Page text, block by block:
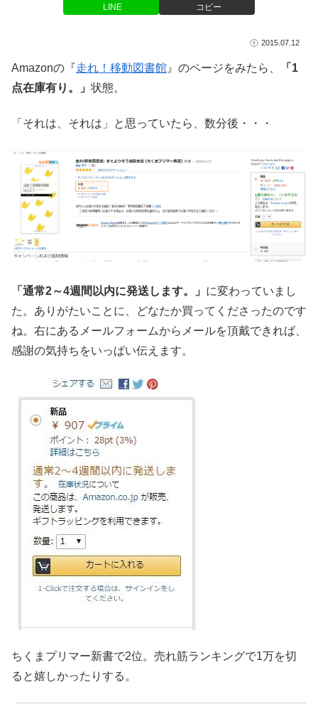
LINE コピー
2015.07.12
Amazonの『走れ！移動図書館 』のページをみたら、
「1
点在庫有り。」 状態。
「それは、それは」と思っていたら、数分後・・・
「通常2～4週間以内に発送します。」 に変わっていまし
た。ありがたいことに、どなたか買ってくださったのです
ね。右にあるメールフォームからメールを頂戴できれば、
感謝の気持ちをいっぱい伝えます。
ちくまプリマー新書で2位。売れ筋ランキングで1万を切
ると嬉しかったりする。